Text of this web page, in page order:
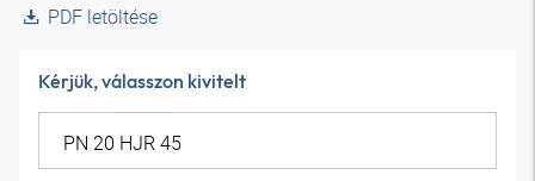
PDF letöltése
Kérjük, válasszon kivitelt